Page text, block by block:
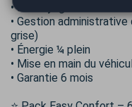
• Nettoyage intérieur /
• Gestion
grise)
• Énergie ¼ plein
• Mise en main du
• Garantie 6 mois